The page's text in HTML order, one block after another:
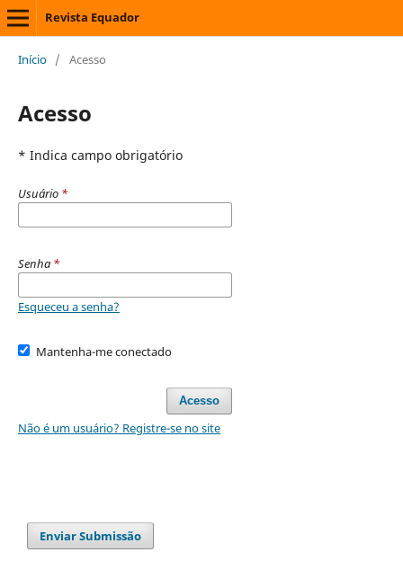
Revista Equador
Início / Acesso
Acesso
* Indica campo obrigatório
Usuário *
Senha *
Esqueceu a senha?
Mantenha-me conectado
Acesso
Não é um usuário? Registre-se no site
Enviar Submissão